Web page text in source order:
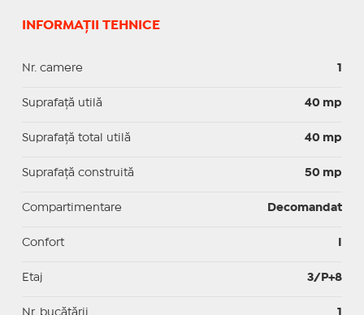
INFORMAȚII TEHNICE
Nr. camere 1
Suprafaţă utilă 40 mp
Suprafaţă total utilă 40 mp
Suprafaţă construită 50 mp
Compartimentare Decomandat
Confort
Etaj 3/P+8
Nr. bucătării 1